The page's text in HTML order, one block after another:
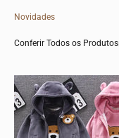
Novidades
Conferir Todos os Produtos